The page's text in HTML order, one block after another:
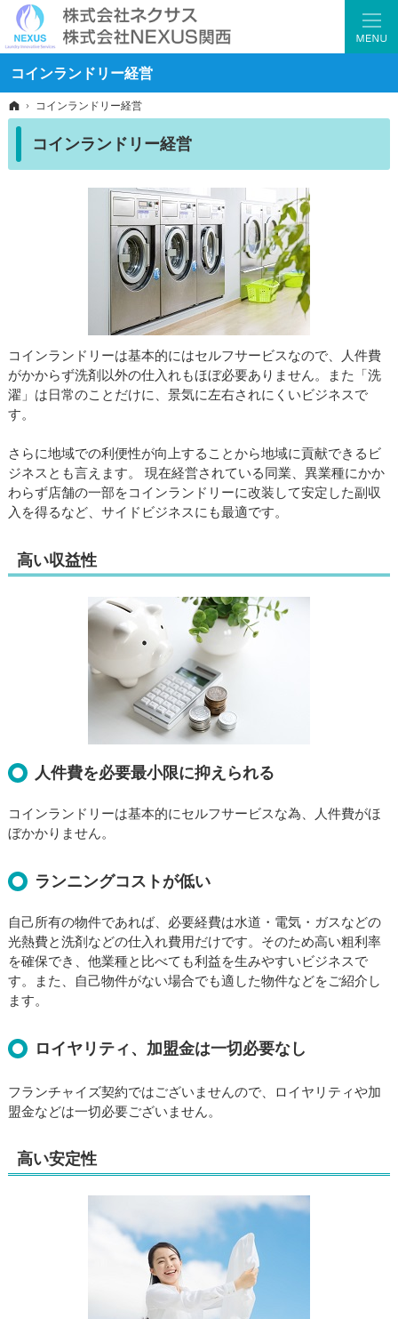
コインランドリー経営
コインランドリー管理代行、修理対応、各種お困りごとはお見積り無料の当社へ。
コインランドリー現金回収・店舗清掃・コールセンターならネクサス
ホーム
コインランドリー経営
コインランドリー経営
コインランドリーは基本的にはセルフサービスなので、人件費
がかからず洗剤以外の仕入れもほぼ必要ありません。また「洗
濯」は日常のことだけに、景気に左右されにくいビジネスで
す。
さらに地域での利便性が向上することから地域に貢献できるビ
ジネスとも言えます。 現在経営されている同業、異業種にかか
わらず店舗の一部をコインランドリーに改装して安定した副収
入を得るなど、サイドビジネスにも最適です。
高い収益性
人件費を必要最小限に抑えられる
コインランドリーは基本的にセルフサービスな為、人件費がほ
ぼかかりません。
ランニングコストが低い
自己所有の物件であれば、必要経費は水道・電気・ガスなどの
光熱費と洗剤などの仕入れ費用だけです。そのため高い粗利率
を確保でき、他業種と比べても利益を生みやすいビジネスで
す。また、自己物件がない場合でも適した物件などをご紹介し
ます。
ロイヤリティ、加盟金は一切必要なし
フランチャイズ契約ではございませんので、ロイヤリティや加
盟金などは一切必要ございません。
高い安定性